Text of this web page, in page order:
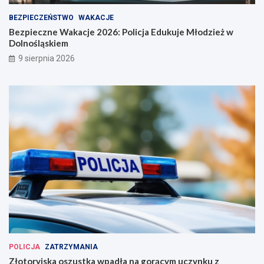
BEZPIECZEŃSTWO WAKACJE
Bezpieczne Wakacje 2026: Policja Edukuje Młodzież w
Dolnośląskiem
9 sierpnia 2026
POLICJA ZATRZYMANIA
Złotoryjska oszustka wpadła na gorącym uczynku z